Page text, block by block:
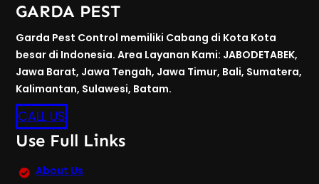
GARDA PEST
Garda Pest Control memiliki Cabang di Kota Kota
besar di Indonesia. Area Layanan Kami: JABODETABEK,
Jawa Barat, Jawa Tengah, Jawa Timur, Bali, Sumatera,
Kalimantan, Sulawesi, Batam.
CALL US
Use Full Links
About Us